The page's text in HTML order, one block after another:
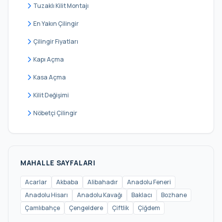
Kılıçlı
Mahmutşevketpaşa
Merkez
Öğümce
Tuzaklı Kilit Montajı
En Yakın Çilingir
Çilingir Fiyatları
Kapı Açma
Kasa Açma
Kilit Değişimi
Nöbetçi Çilingir
MAHALLE SAYFALARI
Acarlar Akbaba Alibahadır
Anadolu Feneri
Anadolu Hisarı
Anadolu Kavağı Baklacı
Bozhane
Çamlıbahçe
Çengeldere Çiftlik Çiğdem